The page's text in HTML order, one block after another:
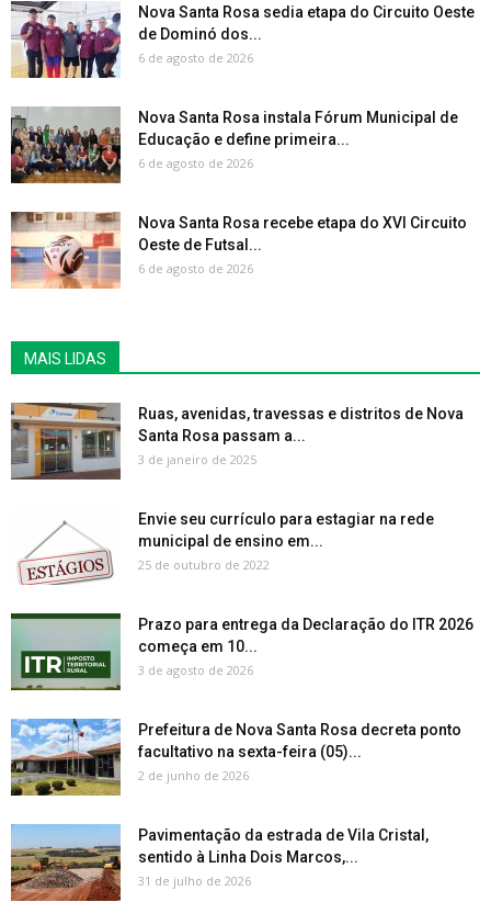
Nova Santa Rosa sedia etapa do Circuito Oeste
de Dominó dos...
6 de agosto de 2026
Nova Santa Rosa instala Fórum Municipal de
Educação e define primeira...
6 de agosto de 2026
Nova Santa Rosa recebe etapa do XVI Circuito
Oeste de Futsal...
6 de agosto de 2026
MAIS LIDAS
Ruas, avenidas, travessas e distritos de Nova
Santa Rosa passam a...
3 de janeiro de 2025
Envie seu currículo para estagiar na rede
municipal de ensino em...
25 de outubro de 2022
Prazo para entrega da Declaração do ITR 2026
começa em 10...
3 de agosto de 2026
Prefeitura de Nova Santa Rosa decreta ponto
facultativo na sexta-feira (05)...
2 de junho de 2026
Pavimentação da estrada de Vila Cristal,
sentido à Linha Dois Marcos,...
31 de julho de 2026